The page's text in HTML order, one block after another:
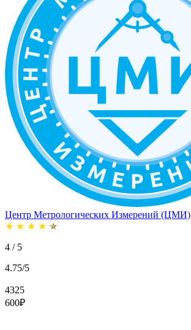
Центр Метрологических Измерений (ЦМИ)
★ ★ ★ ★ ★
4 / 5
4.75/5
4325
600₽